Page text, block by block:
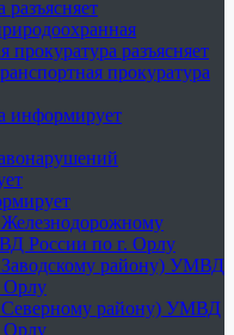
разъясняет
прокуратура разъясняет
прокуратура
информирует
России по г. Орлу
району) УМВД
Орлу
району) УМВД
Орлу